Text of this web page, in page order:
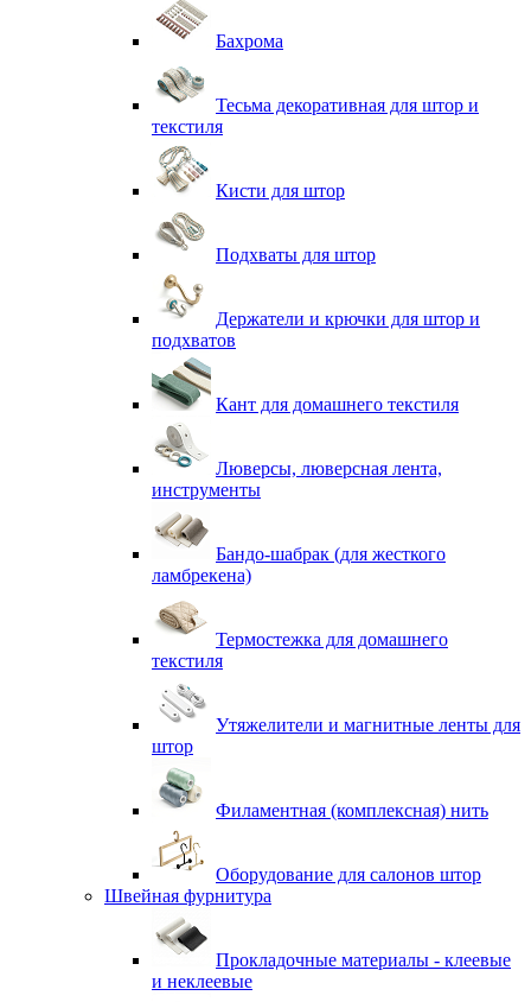
Бахрома
Тесьма декоративная для штор и
текстиля
Кисти для штор
Подхваты для штор
Держатели и крючки для штор и
подхватов
Кант для домашнего текстиля
Люверсы, люверсная лента,
инструменты
Бандо-шабрак (для жесткого
ламбрекена)
Термостежка для домашнего
текстиля
Утяжелители и магнитные ленты для
штор
Филаментная (комплексная) нить
Оборудование для салонов штор
Швейная фурнитура
Прокладочные материалы - клеевые
и неклеевые